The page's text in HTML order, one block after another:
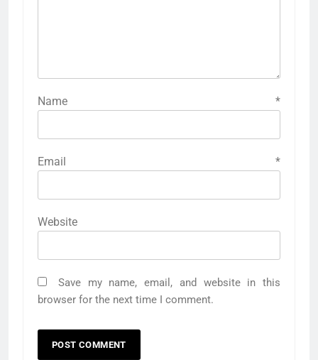
Name *
Email *
Website
Save my name, email, and website in this
browser for the next time I comment.